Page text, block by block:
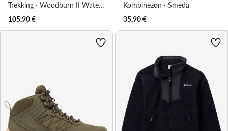
Trekking · Woodburn II Waterproof 1553001 · Siva
105,90€
Kombinezon · Smeđa
35,90€